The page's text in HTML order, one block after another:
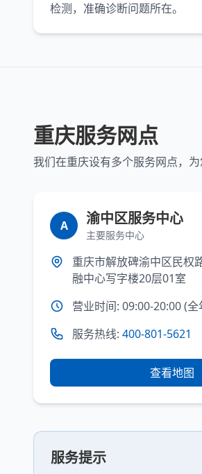
检测，准确诊断问题所在。
重庆服务网点
我们在重庆设有多个服务网点，
A 渝中区服务中心
主要服务中心
重庆市解放碑渝中区民权
融中心写字楼20层01室
营业时间: 09:00-20:00 (
服务热线: 400-801-5621
查看地图
服务提示